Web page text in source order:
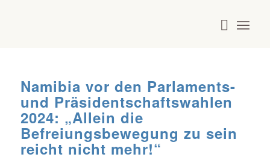
Namibia vor den Parlaments-
und Präsidentschaftswahlen
2024: „Allein die
Befreiungsbewegung zu sein
reicht nicht mehr!“